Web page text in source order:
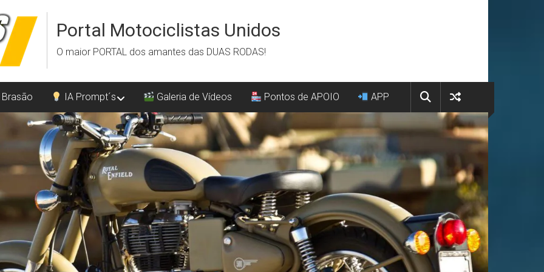
Portal Motociclistas Unidos
O maior PORTAL dos amantes das DUAS RODAS!
IA Prompt´s Galeria de Vídeos Pontos de APOIO APP